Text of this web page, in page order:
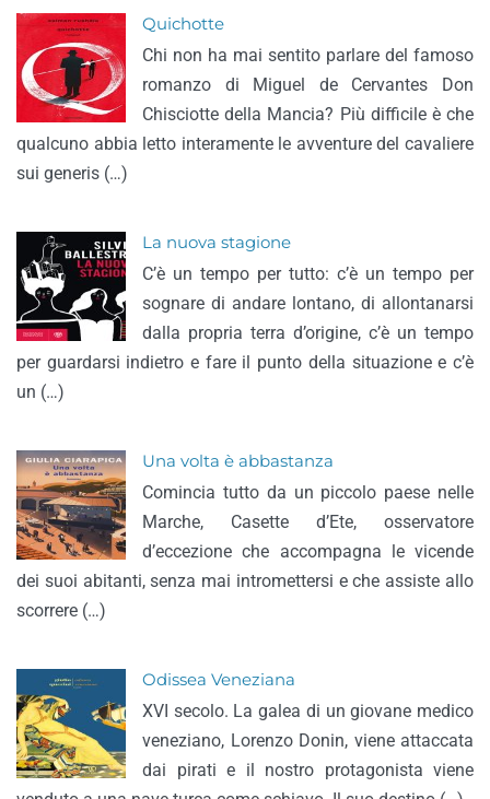
Quichotte
Chi non ha mai sentito parlare del famoso
romanzo di Miguel de Cervantes Don
Chisciotte della Mancia? Più difficile è che
qualcuno abbia letto interamente le avventure del cavaliere
sui generis (…)
La nuova stagione
C’è un tempo per tutto: c’è un tempo per
sognare di andare lontano, di allontanarsi
dalla propria terra d’origine, c’è un tempo
per guardarsi indietro e fare il punto della situazione e c’è
un (…)
Una volta è abbastanza
Comincia tutto da un piccolo paese nelle
Marche, Casette d’Ete, osservatore
d’eccezione che accompagna le vicende
dei suoi abitanti, senza mai intromettersi e che assiste allo
scorrere (…)
Odissea Veneziana
XVI secolo. La galea di un giovane medico
veneziano, Lorenzo Donin, viene attaccata
dai pirati e il nostro protagonista viene